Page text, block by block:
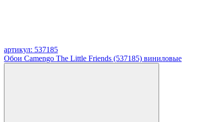
артикул: 537185
Обои Camengo The Little Friends (537185) виниловые